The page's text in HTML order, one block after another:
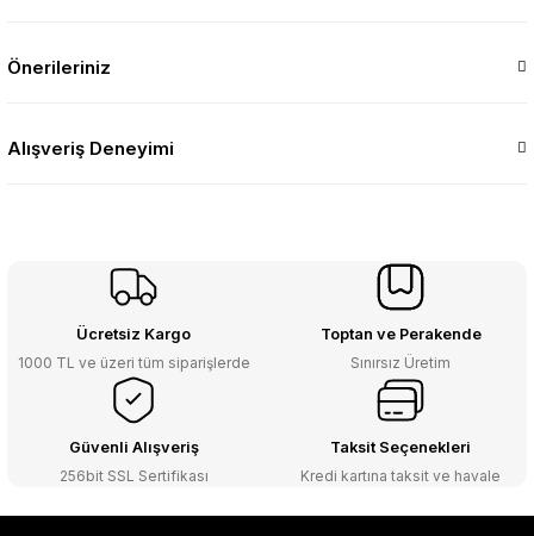
Önerileriniz
Alışveriş Deneyimi
Ücretsiz Kargo
1000 TL ve üzeri tüm siparişlerde
Toptan ve Perakende
Sınırsız Üretim
Güvenli Alışveriş
256bit SSL Sertifikası
Taksit Seçenekleri
Kredi kartına taksit ve havale